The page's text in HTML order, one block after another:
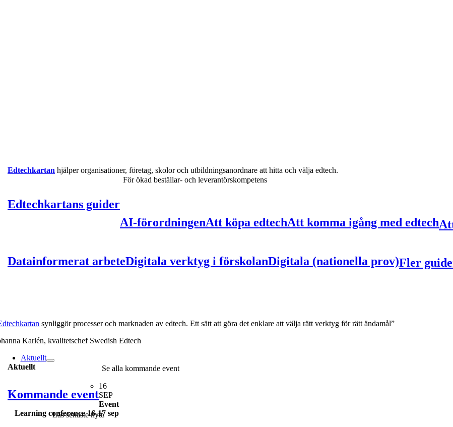
Edtechkartan hjälper organisationer, företag, skolor och utbildningsanordnare att hitta och välja edtech.
Edtechkartans guider
För ökad beställar- och leverantörskompetens
AI-förordningenAtt köpa edtechAtt komma igång med edtech
Datainformerat arbeteDigitala verktyg i förskolanDigitala (nationella prov)Fler
synliggör processer och marknaden av edtech. Ett sätt att göra det enklare att välja rätt verktyg för rätt ändamål”
Karlén, kvalitetschef Swedish Edtech
Aktuellt
Aktuellt
Kommande event
Se alla kommande event
16
SEP
Event
Learning conference 16-17 sep
Läs senaste nytt.